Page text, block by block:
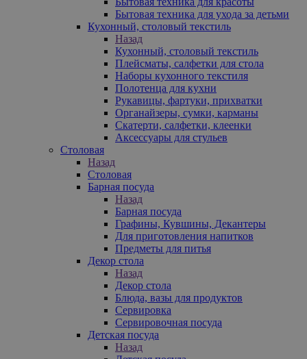
Бытовая техника для ухода за детьми
Кухонный, столовый текстиль
Назад
Кухонный, столовый текстиль
Плейсматы, салфетки для стола
Наборы кухонного текстиля
Полотенца для кухни
Рукавицы, фартуки, прихватки
Органайзеры, сумки, карманы
Скатерти, салфетки, клеенки
Аксессуары для стульев
Столовая
Назад
Столовая
Барная посуда
Назад
Барная посуда
Графины, Кувшины, Декантеры
Для приготовления напитков
Предметы для питья
Декор стола
Назад
Декор стола
Блюда, вазы для продуктов
Сервировка
Сервировочная посуда
Детская посуда
Назад